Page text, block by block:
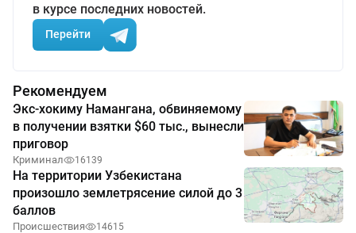
в курсе последних новостей.
Перейти
Рекомендуем
Экс-хокиму Намангана, обвиняемому
в получении взятки $60 тыс., вынесли
приговор
Криминал 16139
На территории Узбекистана
произошло землетрясение силой до 3
баллов
Происшествия 14615